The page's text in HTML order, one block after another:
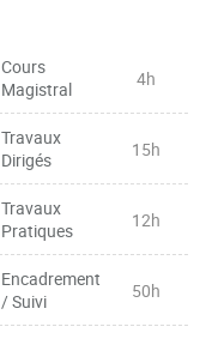
Cours
Magistral
4h
Travaux
Dirigés
15h
Travaux
Pratiques
12h
Encadrement
/ Suivi
50h